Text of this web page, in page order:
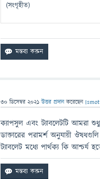
(সংগৃহীত)
30 ডিসেম্বর 2021 উত্তর প্রদান করেছেন
ক্যাপসুল এবং ট্যাবলেটটি আমরা
ডাক্তারের পরামর্শ অনুযায়ী
ট্যাবলেট মধ্যে পার্থক্য কি আশ্চর্য